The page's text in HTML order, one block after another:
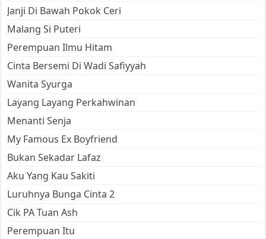
Janji Di Bawah Pokok Ceri
Malang Si Puteri
Perempuan Ilmu Hitam
Cinta Bersemi Di Wadi Safiyyah
Wanita Syurga
Layang Layang Perkahwinan
Menanti Senja
My Famous Ex Boyfriend
Bukan Sekadar Lafaz
Aku Yang Kau Sakiti
Luruhnya Bunga Cinta 2
Cik PA Tuan Ash
Perempuan Itu